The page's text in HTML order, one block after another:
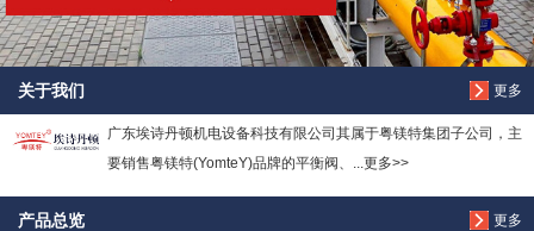
更多
关于我们
广东埃诗丹顿机电设备科技有限公司其属于粤镁特集团子公司，主
要销售粤镁特(YomteY)品牌的平衡阀、...更多>>
更多
产品总览